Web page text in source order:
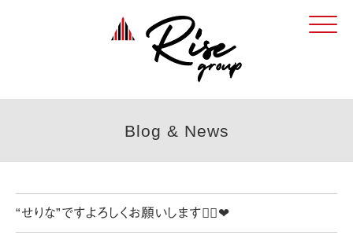
Click
Blog & News
“せりな”ですよろしくお願いします😮‍💨❤︎